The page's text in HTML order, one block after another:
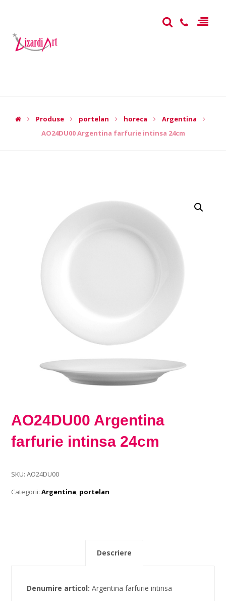
Produse portelan horeca
Argentina
AO24DU00 Argentina farfurie intinsa 24cm
AO24DU00 Argentina
farfurie intinsa 24cm
SKU:AO24DU00
Categorii:Argentina, portelan
Descriere
Denumire articol:Argentina farfurie intinsa